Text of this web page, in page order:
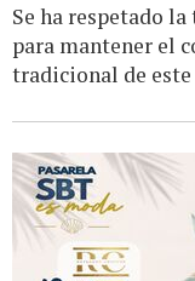
Se ha respetado
para mantener el
tradicional de este